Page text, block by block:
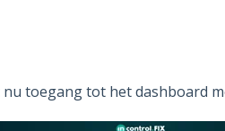
toegang tot het dashboard